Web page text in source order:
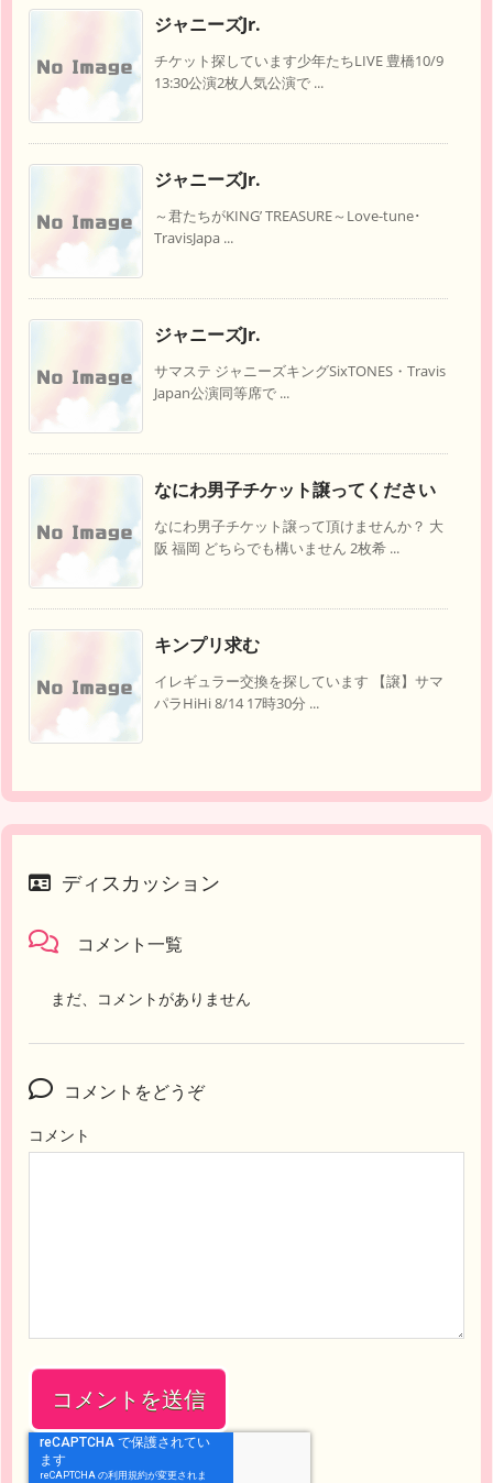
ジャニーズJr.
チケット探しています少年たちLIVE 豊橋10/9
13:30公演2枚人気公演で ...
ジャニーズJr.
～君たちがKING’ TREASURE～Love-tune･
TravisJapa ...
ジャニーズJr.
サマステ ジャニーズキングSixTONES・Travis
Japan公演同等席で ...
なにわ男子チケット譲ってください
なにわ男子チケット譲って頂けませんか？ 大
阪 福岡 どちらでも構いません 2枚希 ...
キンプリ求む
イレギュラー交換を探しています 【譲】サマ
パラHiHi 8/14 17時30分 ...
ディスカッション
コメント一覧
まだ、コメントがありません
コメントをどうぞ
コメント